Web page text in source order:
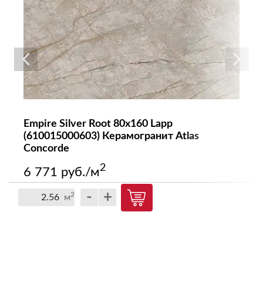
Empire Silver Root 80x160 Lapp
(610015000603) Керамогранит Atlas
Concorde
6 771 руб./м2
м2 - +